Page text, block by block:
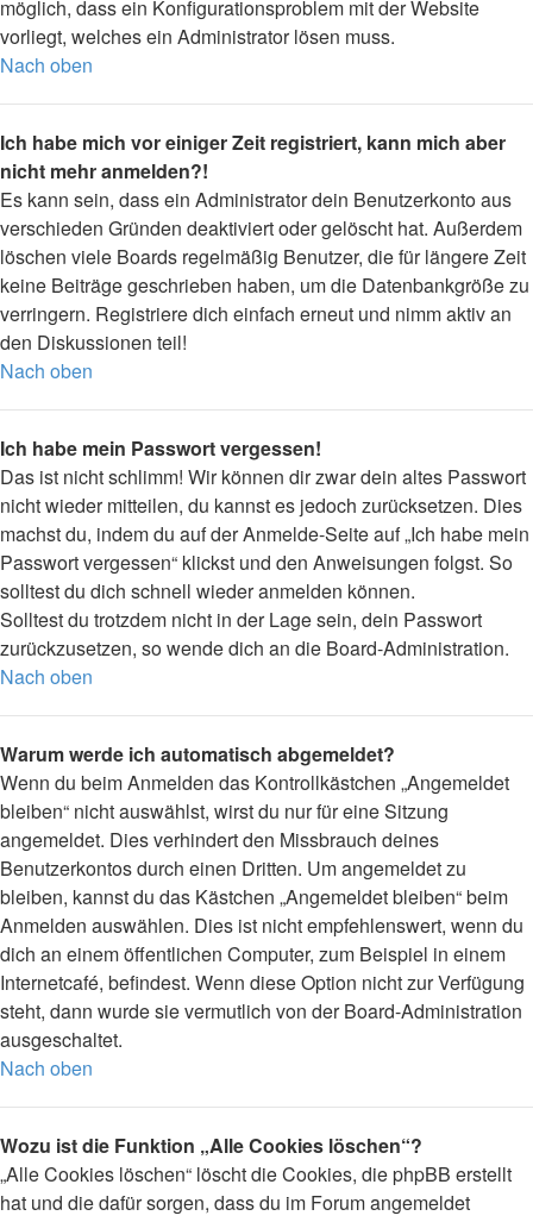
möglich, dass ein Konfigurationsproblem mit der Website
vorliegt, welches ein Administrator lösen muss.
Nach oben
Ich habe mich vor einiger Zeit registriert, kann mich aber
nicht mehr anmelden?!
Es kann sein, dass ein Administrator dein Benutzerkonto aus
verschieden Gründen deaktiviert oder gelöscht hat. Außerdem
löschen viele Boards regelmäßig Benutzer, die für längere Zeit
keine Beiträge geschrieben haben, um die Datenbankgröße zu
verringern. Registriere dich einfach erneut und nimm aktiv an
den Diskussionen teil!
Nach oben
Ich habe mein Passwort vergessen!
Das ist nicht schlimm! Wir können dir zwar dein altes Passwort
nicht wieder mitteilen, du kannst es jedoch zurücksetzen. Dies
machst du, indem du auf der Anmelde-Seite auf „Ich habe mein
Passwort vergessen“ klickst und den Anweisungen folgst. So
solltest du dich schnell wieder anmelden können.
Solltest du trotzdem nicht in der Lage sein, dein Passwort
zurückzusetzen, so wende dich an die Board-Administration.
Nach oben
Warum werde ich automatisch abgemeldet?
Wenn du beim Anmelden das Kontrollkästchen „Angemeldet
bleiben“ nicht auswählst, wirst du nur für eine Sitzung
angemeldet. Dies verhindert den Missbrauch deines
Benutzerkontos durch einen Dritten. Um angemeldet zu
bleiben, kannst du das Kästchen „Angemeldet bleiben“ beim
Anmelden auswählen. Dies ist nicht empfehlenswert, wenn du
dich an einem öffentlichen Computer, zum Beispiel in einem
Internetcafé, befindest. Wenn diese Option nicht zur Verfügung
steht, dann wurde sie vermutlich von der Board-Administration
ausgeschaltet.
Nach oben
Wozu ist die Funktion „Alle Cookies löschen“?
„Alle Cookies löschen“ löscht die Cookies, die phpBB erstellt
hat und die dafür sorgen, dass du im Forum angemeldet